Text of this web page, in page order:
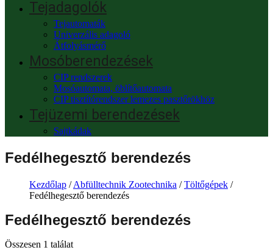
Tejadagolók
Tejautomaták
Univerzális adagoló
Átfolyásmérő
Mosóberendezések
CIP rendszerek
Mosóautomata, öblítőautomata
CIP tisztítórendszer lemezes pasztőrökhöz
Tejüzemi berendezések
Sajtkádak
Fedélhegesztő berendezés
Kezdőlap /Abfülltechnik Zootechnika /Töltőgépek /
Fedélhegesztő berendezés
Fedélhegesztő berendezés
Összesen 1 találat